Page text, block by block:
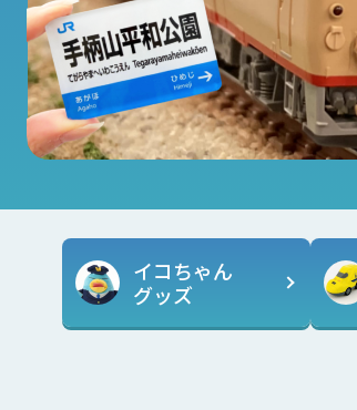
イコちゃん
グッズ